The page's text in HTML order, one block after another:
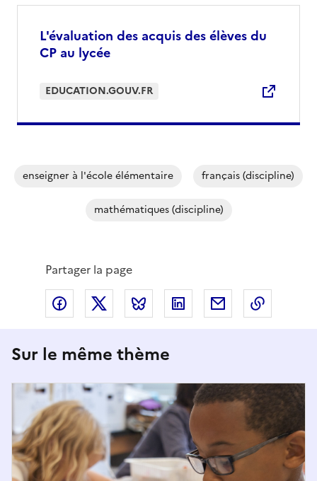
L'évaluation des acquis des élèves du
CP au lycée
EDUCATION.GOUV.FR
enseigner à l'école élémentaire français (discipline)
mathématiques (discipline)
Partager la page
Partager via Facebook
Partager via XPartager via Bluesky
Partager via LinkedIn
Partager par
Sur le même thème